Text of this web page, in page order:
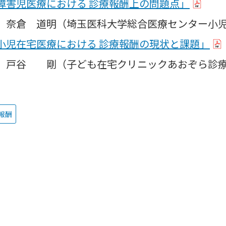
害児医療における 診療報酬上の問題点」
道明（埼玉医科大学総合医療センター小児
児在宅医療における 診療報酬の現状と課題」
剛（子ども在宅クリニックあおぞら診
酬